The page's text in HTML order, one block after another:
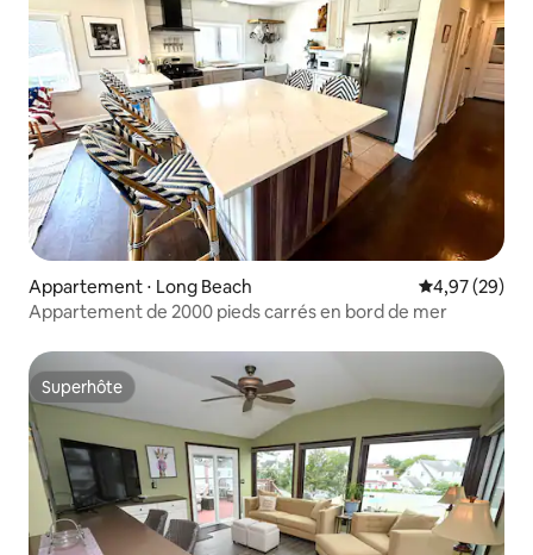
Appartement ⋅ Long Beach Évaluation
4,97 (29)
Appartement de 2000 pieds carrés en bord de mer
Superhôte
Superhôte